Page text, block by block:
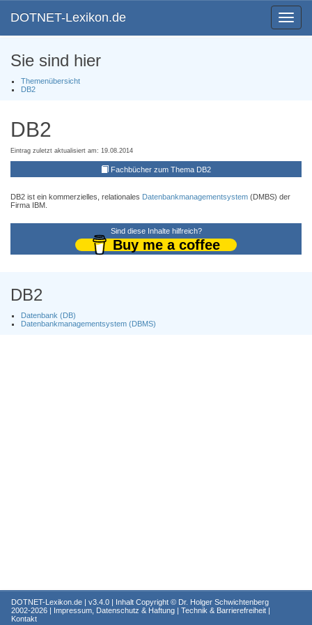
Toggle
DOTNET-Lexikon.de
Sie sind hier
Themenübersicht
DB2
DB2
Eintrag zuletzt aktualisiert am: 19.08.2014
Fachbücher zum Thema DB2
DB2 ist ein kommerzielles, relationales Datenbankmanagementsystem (DMBS) der
Firma IBM.
Sind diese Inhalte hilfreich?
Buy me a coffee
DB2
Datenbank (DB)
Datenbankmanagementsystem (DBMS)
DOTNET-Lexikon.de | v3.4.0 | Inhalt Copyright © Dr. Holger Schwichtenberg
2002-2026 | Impressum, Datenschutz & Haftung | Technik & Barrierefreiheit |
Kontakt